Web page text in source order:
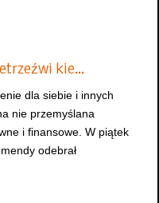
kie…
dla siebie i innych
nie przemyślana
i finansowe. W piątek
odebrał